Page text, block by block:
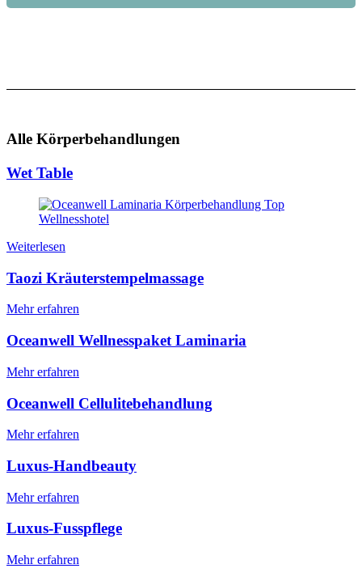
Alle Körperbehandlungen
Wet Table
Weiterlesen
Taozi Kräuterstempelmassage
Mehr erfahren
Oceanwell Wellnesspaket Laminaria
Mehr erfahren
Oceanwell Cellulitebehandlung
Mehr erfahren
Luxus-Handbeauty
Mehr erfahren
Luxus-Fusspflege
Mehr erfahren